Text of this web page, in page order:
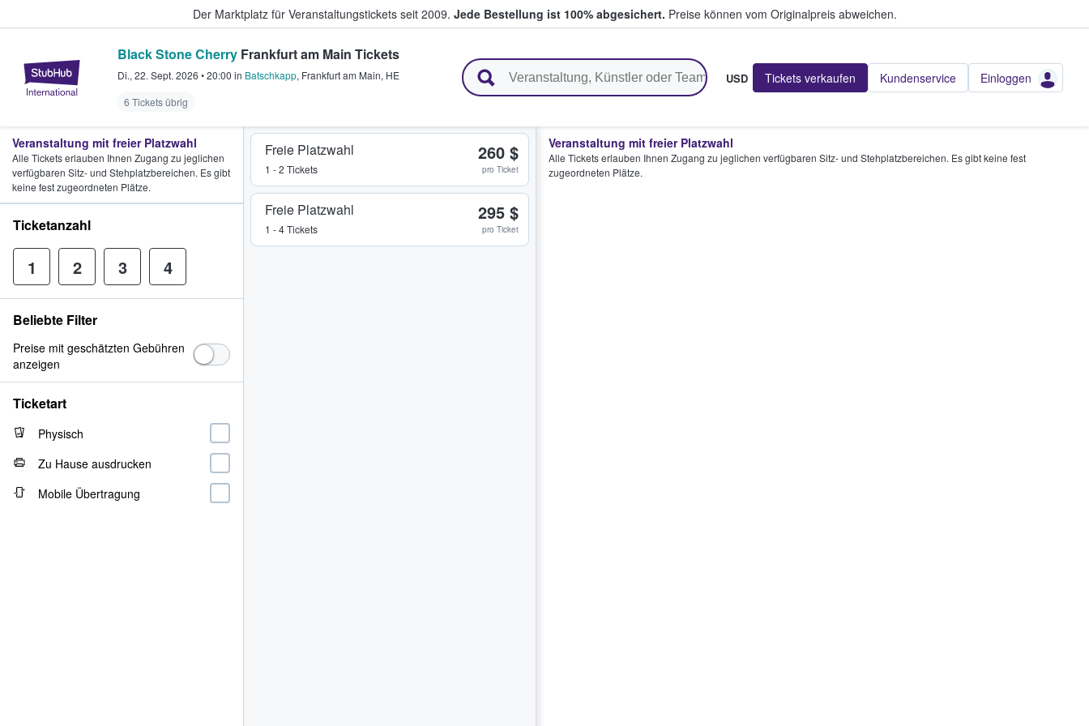
Der Marktplatz für Veranstaltungstickets seit 2009. Jede Bestellung ist 100% abgesichert. Preise können vom Originalpreis abweichen.
StubHub - Wo Fans Tickets kaufen & verkaufen
Black Stone Cherry Frankfurt am Main Tickets
Di., 22. Sept. 2026 •20:00 in Batschkapp, Frankfurt am Main, HE
6 Tickets übrig
USD Tickets verkaufen Kundenservice Einloggen
Freie Platzwahl
1 - 2 Tickets
260 $
pro Ticket
Freie Platzwahl
1 - 4 Tickets
295 $
pro Ticket
Veranstaltung mit freier Platzwahl
Alle Tickets erlauben Ihnen Zugang zu jeglichen verfügbaren Sitz- und Stehplatzbereichen. Es gibt keine fest
zugeordneten Plätze.
Veranstaltung mit freier Platzwahl
Alle Tickets erlauben Ihnen Zugang zu jeglichen
verfügbaren Sitz- und Stehplatzbereichen. Es gibt
keine fest zugeordneten Plätze.
Ticketanzahl
1 2 3 4
Beliebte Filter
Preise mit geschätzten Gebühren
anzeigen
Ticketart
Physisch
Zu Hause ausdrucken
Mobile Übertragung